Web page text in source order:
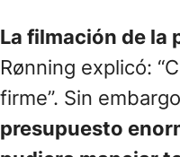
La filmación de la
Rønning explicó:
firme”. Sin
presupuesto